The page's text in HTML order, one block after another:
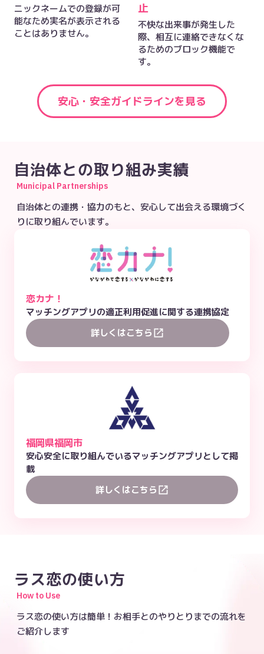
ニックネームでの登録が可
能なため実名が表示される
ことはありません。
止
不快な出来事が発生した
際、相互に連絡できなくな
るためのブロック機能で
す。
安心・安全ガイドラインを見る
自治体との取り組み実績
Municipal Partnerships
自治体との連携・協力のもと、安心して出会える環境づく
りに取り組んでいます。
恋カナ！
マッチングアプリの適正利用促進に関する連携協定
詳しくはこちら
福岡県福岡市
安心安全に取り組んでいるマッチングアプリとして掲
載
詳しくはこちら
ラス恋の使い方
How to Use
ラス恋の使い方は簡単！お相手とのやりとりまでの流れを
ご紹介します